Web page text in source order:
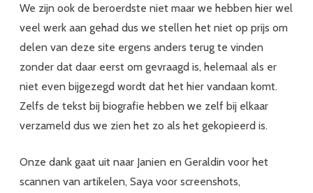
We zijn ook de beroerdste niet maar we hebben hier wel
veel werk aan gehad dus we stellen het niet op prijs om
delen van deze site ergens anders terug te vinden
zonder dat daar eerst om gevraagd is, helemaal als er
niet even bijgezegd wordt dat het hier vandaan komt.
Zelfs de tekst bij biografie hebben we zelf bij elkaar
verzameld dus we zien het zo als het gekopieerd is.
Onze dank gaat uit naar Janien en Geraldin voor het
scannen van artikelen, Saya voor screenshots,